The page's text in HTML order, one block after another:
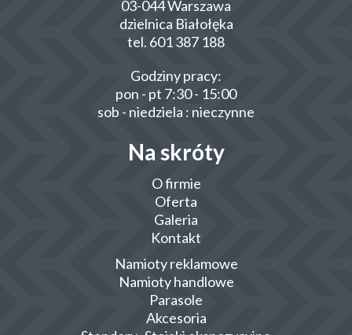
03-044 Warszawa
dzielnica Białołęka
tel. 601 387 188
Godziny pracy:
pon - pt 7:30 - 15:00
sob - niedziela : nieczynne
Na skróty
O firmie
Oferta
Galeria
Kontakt
Namioty reklamowe
Namioty handlowe
Parasole
Akcesoria